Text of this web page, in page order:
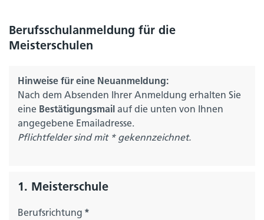
Berufsschulanmeldung für die
Meisterschulen
Hinweise für eine Neuanmeldung:
Nach dem Absenden Ihrer Anmeldung erhalten Sie
eine Bestätigungsmail auf die unten von Ihnen
angegebene Emailadresse.
Pflichtfelder sind mit * gekennzeichnet.
1. Meisterschule
Berufsrichtung *